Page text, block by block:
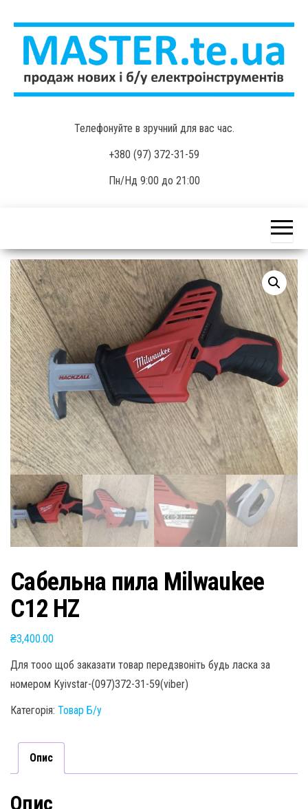
content
MASTER.te.ua
електроінструментів
Телефонуйте в зручний для вас час.
+380 (97) 372-31-59
Пн/Нд 9:00 до 21:00
Сабельна пила Milwaukee
C12 HZ
₴3,400.00
Для тооо щоб заказати товар передзвоніть будь ласка за
номером Kyivstar-(097)372-31-59(viber)
Категорія: Товар Б/у
Опис
Опис